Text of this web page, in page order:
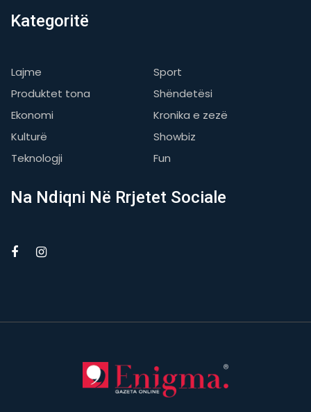
Kategoritë
Lajme
Sport
Produktet tona
Shëndetësi
Ekonomi
Kronika e zezë
Kulturë
Showbiz
Teknologji
Fun
Na Ndiqni Në Rrjetet Sociale